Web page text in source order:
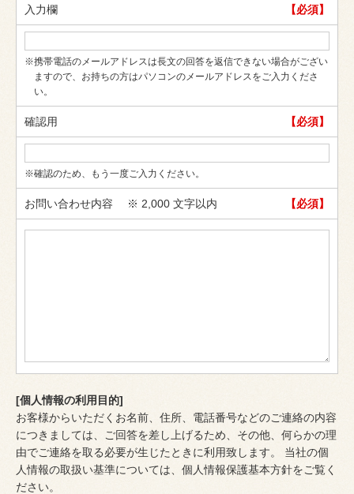
【必須】
入力欄
※携帯電話のメールアドレスは長文の回答を返信できない場合がござい
ますので、お持ちの方はパソコンのメールアドレスをご入力くださ
い。
【必須】
確認用
※確認のため、もう一度ご入力ください。
【必須】
お問い合わせ内容 ※ 2,000 文字以内
[個人情報の利用目的]
お客様からいただくお名前、住所、電話番号などのご連絡の内容
につきましては、ご回答を差し上げるため、その他、何らかの理
由でご連絡を取る必要が生じたときに利用致します。 当社の個
人情報の取扱い基準については、個人情報保護基本方針をご覧く
ださい。